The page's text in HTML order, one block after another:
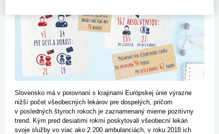
Slovensko má v porovnaní s krajinami Európskej únie výrazne
nižší počet všeobecných lekárov pre dospelých, pričom
v posledných štyroch rokoch je zaznamenaný mierne pozitívny
trend. Kým pred desiatimi rokmi poskytovali všeobecní lekári
svoje služby vo viac ako 2 200 ambulanciách, v roku 2018 ich